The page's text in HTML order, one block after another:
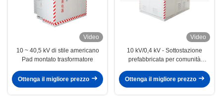
Video
10 ~ 40,5 kV di stile americano
Pad montato trasformatore
Ottenga il migliore prezzo
Video
10 kV/0,4 kV - Sottostazione
prefabbricata per comunità
Ottenga il migliore prezzo